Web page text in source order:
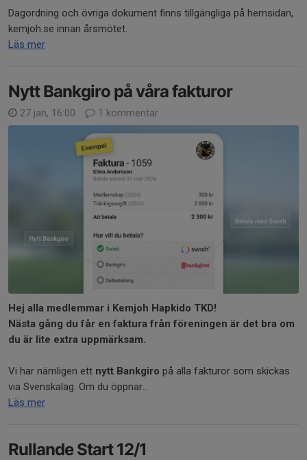
Dagordning och övriga dokument finns tillgängliga på hemsidan,
kemjoh.se innan årsmötet.
Läs mer
Nytt Bankgiro på våra fakturor
27 jan, 16:00 1 kommentar
Hej alla medlemmar i Kemjoh Hapkido TKD!
Nästa gång du får en faktura från föreningen är det bra om
du är lite extra uppmärksam.
Vi har nämligen ett nytt Bankgiro på alla fakturor som skickas
via Svenskalag. Om du öppnar...
Läs mer
Rullande Start 12/1